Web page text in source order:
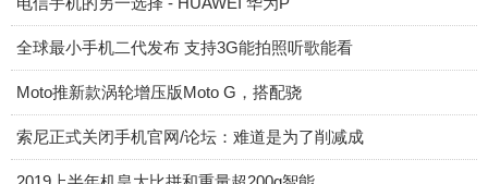
全球最小手机二代发布 支持3G能拍照听歌能看
Moto推新款涡轮增压版Moto G，搭配骁
索尼正式关闭手机官网/论坛：难道是为了削减成